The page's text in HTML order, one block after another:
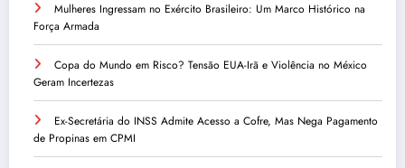
Mulheres Ingressam no Exército Brasileiro: Um Marco Histórico na
Força Armada
Copa do Mundo em Risco? Tensão EUA-Irã e Violência no México
Geram Incertezas
Ex-Secretária do INSS Admite Acesso a Cofre, Mas Nega Pagamento
de Propinas em CPMI